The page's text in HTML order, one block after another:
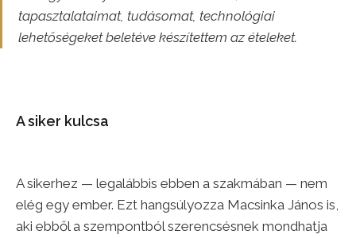
tapasztalataimat, tudásomat, technológiai
lehetőségeket beletéve készítettem az ételeket.
A siker kulcsa
A sikerhez — legalábbis ebben a szakmában — nem
elég egy ember. Ezt hangsúlyozza Macsinka János is,
aki ebből a szempontból szerencsésnek mondhatja